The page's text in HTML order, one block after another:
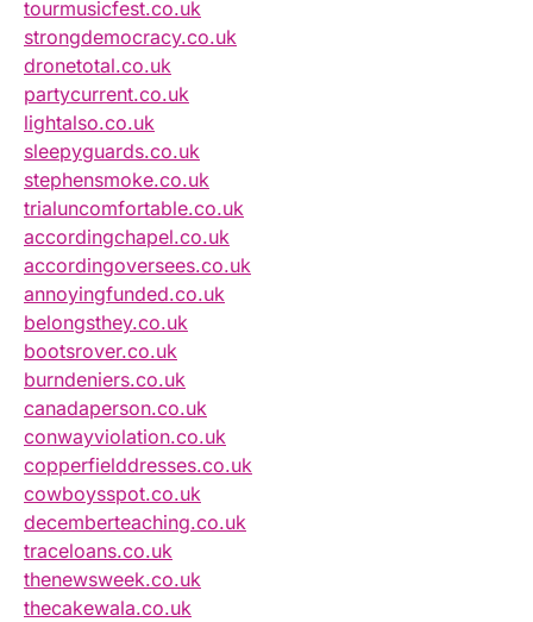
tourmusicfest.co.uk
strongdemocracy.co.uk
dronetotal.co.uk
partycurrent.co.uk
lightalso.co.uk
sleepyguards.co.uk
stephensmoke.co.uk
trialuncomfortable.co.uk
accordingchapel.co.uk
accordingoversees.co.uk
annoyingfunded.co.uk
belongsthey.co.uk
bootsrover.co.uk
burndeniers.co.uk
canadaperson.co.uk
conwayviolation.co.uk
copperfielddresses.co.uk
cowboysspot.co.uk
decemberteaching.co.uk
traceloans.co.uk
thenewsweek.co.uk
thecakewala.co.uk